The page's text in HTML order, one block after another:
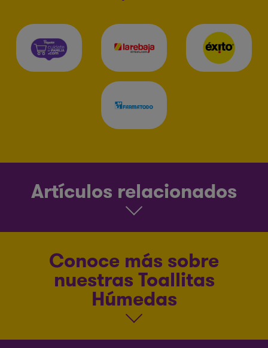
Artículos relacionados
Conoce más sobre
nuestras Toallitas
Húmedas